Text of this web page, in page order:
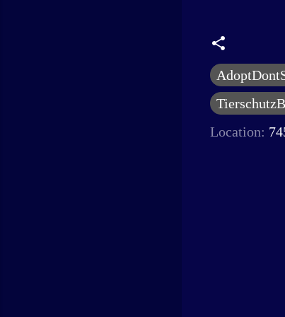
Location: